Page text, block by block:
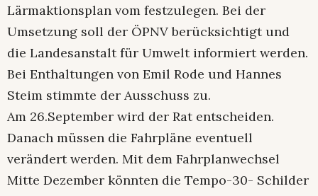
Lärmaktionsplan vom festzulegen. Bei der
Umsetzung soll der ÖPNV berücksichtigt und
die Landesanstalt für Umwelt informiert werden.
Bei Enthaltungen von Emil Rode und Hannes
Steim stimmte der Ausschuss zu.
Am 26.September wird der Rat entscheiden.
Danach müssen die Fahrpläne eventuell
verändert werden. Mit dem Fahrplanwechsel
Mitte Dezember könnten die Tempo-30- Schilder